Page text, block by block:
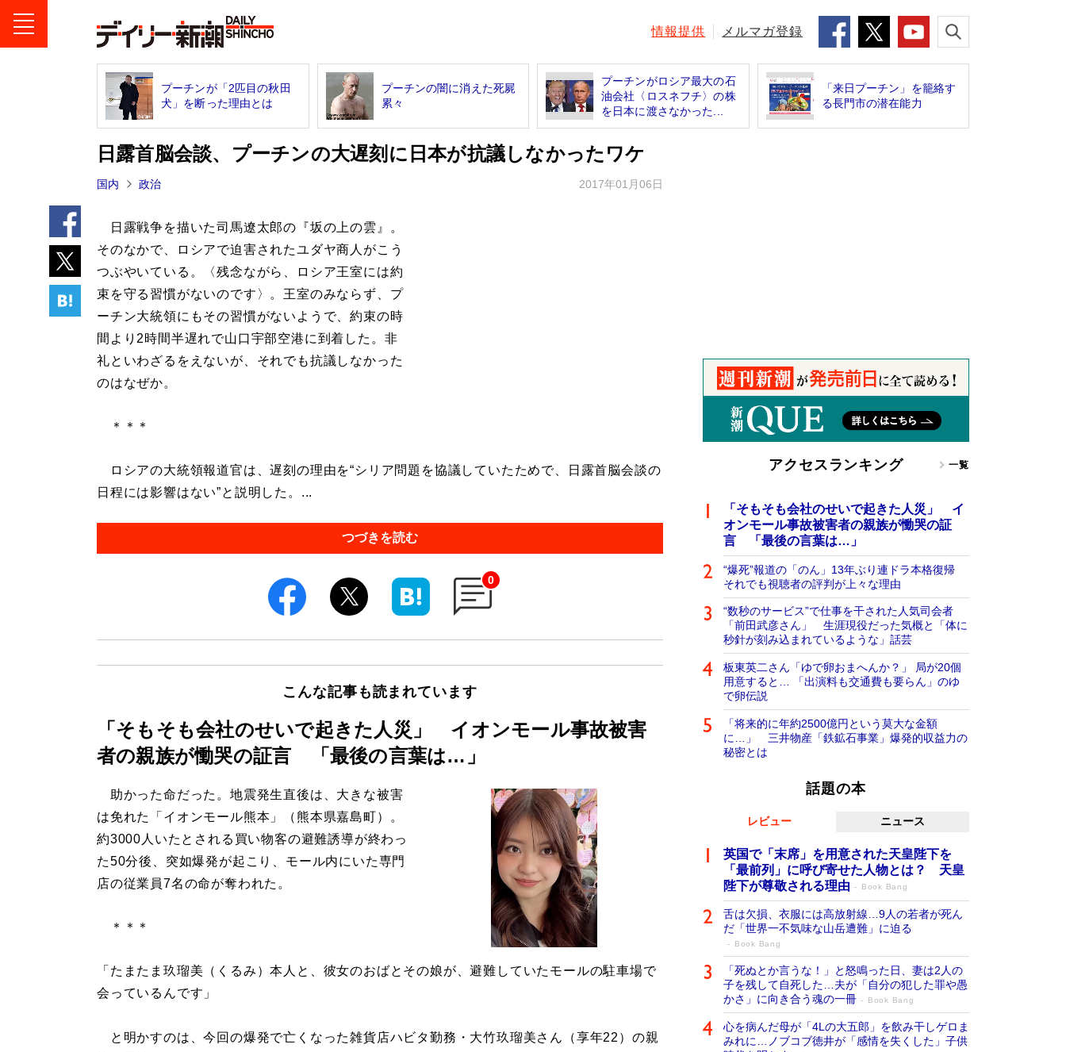
情報提供 メルマガ登録
プーチンが「2匹目の秋田
犬」を断った理由とは
プーチンの闇に消えた死屍
累々
プーチンがロシア最大の石
油会社〈ロスネフチ〉の株
を日本に渡さなかった...
「来日プーチン」を籠絡す
る長門市の潜在能力
日露首脳会談、プーチンの大遅刻に日本が抗議しなかったワケ
国内 政治 2017年01月06日
日露戦争を描いた司馬遼太郎の『坂の上の雲』。
そのなかで、ロシアで迫害されたユダヤ商人がこう
つぶやいている。〈残念ながら、ロシア王室には約
束を守る習慣がないのです〉。王室のみならず、プ
ーチン大統領にもその習慣がないようで、約束の時
間より2時間半遅れで山口宇部空港に到着した。非
礼といわざるをえないが、それでも抗議しなかった
のはなぜか。
＊＊＊
ロシアの大統領報道官は、遅刻の理由を“シリア問題を協議していたためで、日露首脳会談の
日程には影響はない”と説明した。...
つづきを読む
0
こんな記事も読まれています
「そもそも会社のせいで起きた人災」 イオンモール事故被害
者の親族が慟哭の証言 「最後の言葉は…」
助かった命だった。地震発生直後は、大きな被害
は免れた「イオンモール熊本」（熊本県嘉島町）。
約3000人いたとされる買い物客の避難誘導が終わっ
た50分後、突如爆発が起こり、モール内にいた専門
店の従業員7名の命が奪われた。
＊＊＊
「たまたま玖瑠美（くるみ）本人と、彼女のおばとその娘が、避難していたモールの駐車場で
会っているんです」
と明かすのは、今回の爆発で亡くなった雑貨店ハビタ勤務・大竹玖瑠美さん（享年22）の親
アクセスランキング 一覧
「そもそも会社のせいで起きた人災」 イ
オンモール事故被害者の親族が慟哭の証
言 「最後の言葉は…」
“爆死”報道の「のん」13年ぶり連ドラ本格復帰
それでも視聴者の評判が上々な理由
“数秒のサービス”で仕事を干された人気司会者
「前田武彦さん」 生涯現役だった気概と「体に
秒針が刻み込まれているような」話芸
板東英二さん「ゆで卵おまへんか？」 局が20個
用意すると… 「出演料も交通費も要らん」のゆ
で卵伝説
「将来的に年約2500億円という莫大な金額
に…」 三井物産「鉄鉱石事業」爆発的収益力の
秘密とは
話題の本
レビュー ニュース
英国で「末席」を用意された天皇陛下を
「最前列」に呼び寄せた人物とは？ 天皇
陛下が尊敬される理由
Book Bang
舌は欠損、衣服には高放射線…9人の若者が死ん
だ「世界一不気味な山岳遭難」に迫る
Book Bang
「死ぬとか言うな！」と怒鳴った日、妻は2人の
子を残して自死した…夫が「自分の犯した罪や愚
かさ」に向き合う魂の一冊
Book Bang
心を病んだ母が「4Lの大五郎」を飲み干しゲロま
みれに…ノブコブ徳井が「感情を失くした」子供